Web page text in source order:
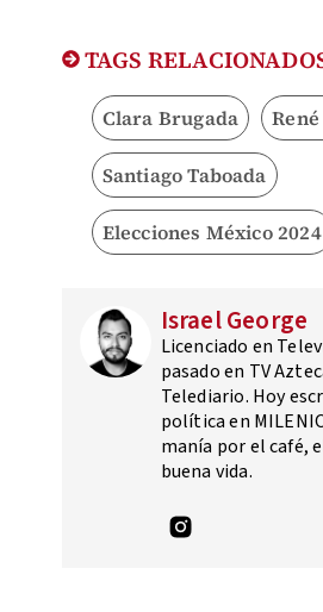
TAGS
Clara Brugada
Santiago Taboada
Elecciones México 2024
Israel George
Licenciado en
pasado en TV
Telediario. Hoy
política en
manía por el café,
buena vida.